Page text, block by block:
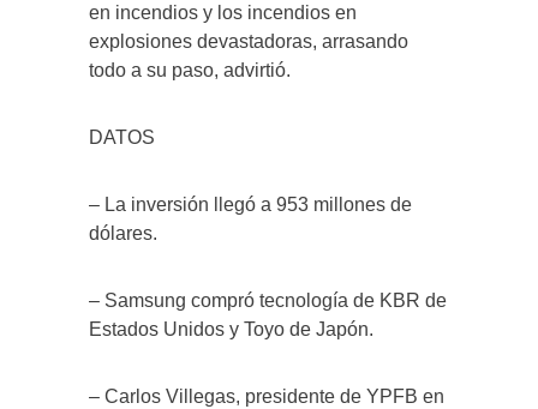
en incendios y los incendios en
explosiones devastadoras, arrasando
todo a su paso, advirtió.
DATOS
– La inversión llegó a 953 millones de
dólares.
– Samsung compró tecnología de KBR de
Estados Unidos y Toyo de Japón.
– Carlos Villegas, presidente de YPFB en